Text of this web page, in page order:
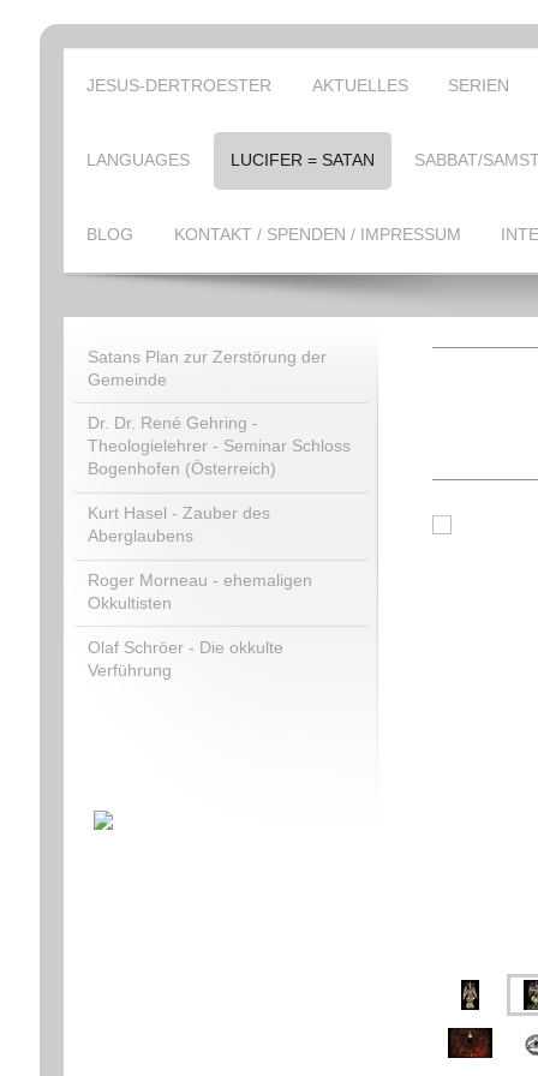
JESUS-DERTROESTER AKTUELLES SERIEN
LANGUAGES LUCIFER = SATAN SABBAT/
BLOG KONTAKT / SPENDEN / IMPRESSUM
Satans Plan zur Zerstörung der
Gemeinde
Dr. Dr. René Gehring -
Theologielehrer - Seminar Schloss
Bogenhofen (Österreich)
Kurt Hasel - Zauber des
Aberglaubens
Roger Morneau - ehemaligen
Okkultisten
Olaf Schröer - Die okkulte
Verführung